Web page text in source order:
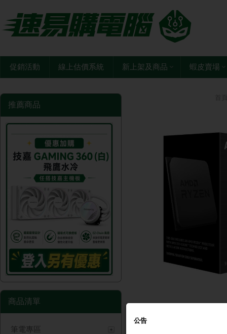
促銷活動 線上估價系統 新上架及商品 蝦皮賣場
推薦商品
商品清單
筆電專區
公告